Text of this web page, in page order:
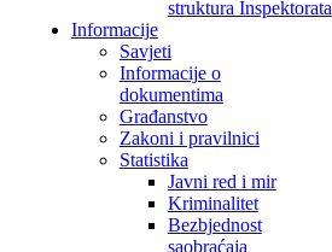
struktura Inspektorata
Informacije
Savjeti
Informacije o
dokumentima
Građanstvo
Zakoni i pravilnici
Statistika
Javni red i mir
Kriminalitet
Bezbjednost
saobraćaja